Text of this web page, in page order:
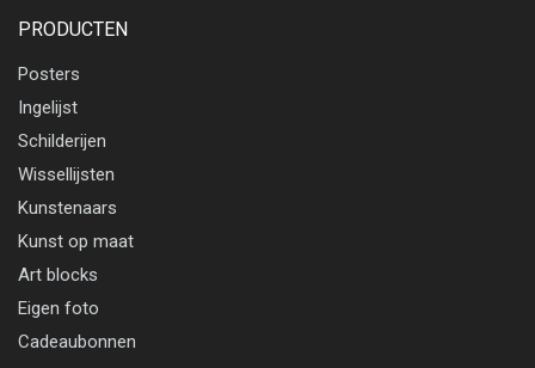
PRODUCTEN
Posters
Ingelijst
Schilderijen
Wissellijsten
Kunstenaars
Kunst op maat
Art blocks
Eigen foto
Cadeaubonnen